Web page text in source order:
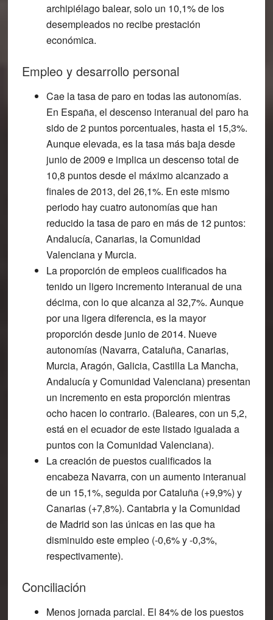
archipiélago balear, solo un 10,1% de los
desempleados no recibe prestación
económica.
Empleo y desarrollo personal
Cae la tasa de paro en todas las autonomías.
En España, el descenso interanual del paro ha
sido de 2 puntos porcentuales, hasta el 15,3%.
Aunque elevada, es la tasa más baja desde
junio de 2009 e implica un descenso total de
10,8 puntos desde el máximo alcanzado a
finales de 2013, del 26,1%. En este mismo
periodo hay cuatro autonomías que han
reducido la tasa de paro en más de 12 puntos:
Andalucía, Canarias, la Comunidad
Valenciana y Murcia.
La proporción de empleos cualificados ha
tenido un ligero incremento interanual de una
décima, con lo que alcanza al 32,7%. Aunque
por una ligera diferencia, es la mayor
proporción desde junio de 2014. Nueve
autonomías (Navarra, Cataluña, Canarias,
Murcia, Aragón, Galicia, Castilla La Mancha,
Andalucía y Comunidad Valenciana) presentan
un incremento en esta proporción mientras
ocho hacen lo contrario. (Baleares, con un 5,2,
está en el ecuador de este listado igualada a
puntos con la Comunidad Valenciana).
La creación de puestos cualificados la
encabeza Navarra, con un aumento interanual
de un 15,1%, seguida por Cataluña (+9,9%) y
Canarias (+7,8%). Cantabria y la Comunidad
de Madrid son las únicas en las que ha
disminuido este empleo (-0,6% y -0,3%,
respectivamente).
Conciliación
Menos jornada parcial. El 84% de los puestos